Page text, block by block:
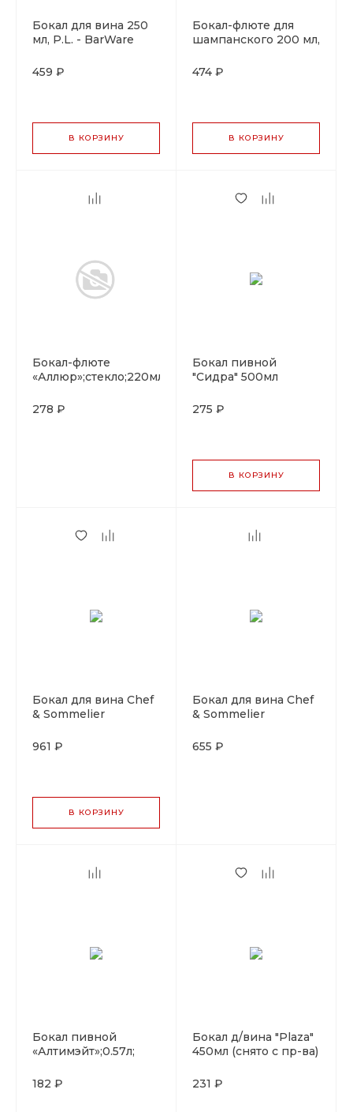
Бокал для вина 250
мл, P.L. - BarWare
459 ₽
В КОРЗИНУ
Бокал-флюте для
шампанского 200 мл,
474 ₽
В КОРЗИНУ
Бокал-флюте
«Аллюр»;стекло;220мл;D=70,H=248мм;прозр.
278 ₽
Бокал пивной
"Сидра" 500мл
275 ₽
В КОРЗИНУ
Бокал для вина Chef
& Sommelier
Фэсинейшн" 600 мл,
961 ₽
В КОРЗИНУ
Бокал для вина Chef
& Sommelier
Фэсинейшн" 400 мл,
655 ₽
Бокал пивной
«Алтимэйт»;0.57л;
182 ₽
Бокал д/вина "Plaza"
450мл (снято с пр-ва)
231 ₽